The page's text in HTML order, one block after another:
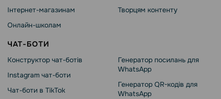
Інтернет-магазинам
Онлайн-школам
Творцям контенту
ЧАТ-БОТИ
Конструктор чат-ботів
Instagram чат-боти
Чат-боти в TikTok
Генератор посилань для
WhatsApp
Генератор QR-кодів для
WhatsApp